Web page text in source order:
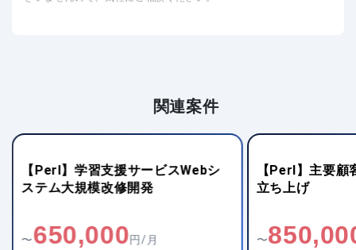
関連案件
【Perl】学習支援サービスWebシ
ステム大規模改修開発
〜650,000円/月
【Perl】主要顧
立ち上げ
〜